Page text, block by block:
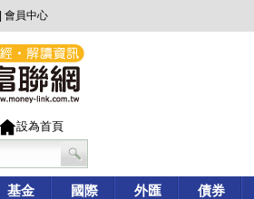
會員中心
設為首頁
基金 國際 外匯 債券